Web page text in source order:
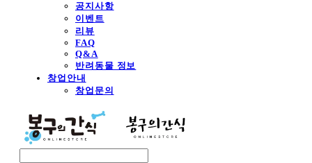
공지사항
이벤트
리뷰
FAQ
Q&A
반려동물 정보
창업안내
창업문의